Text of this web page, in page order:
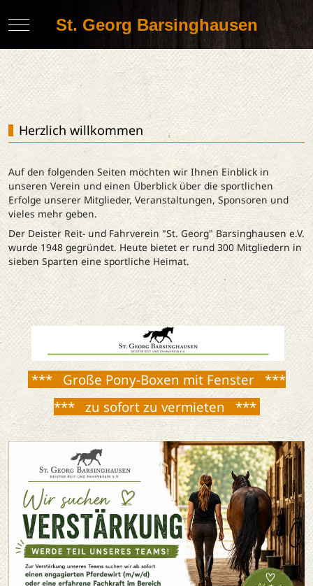
Mobile Menu Toggle
St. Georg Barsinghausen
Herzlich willkommen
Auf den folgenden Seiten möchten wir Ihnen Einblick in
unseren Verein und einen Überblick über die sportlichen
Erfolge unserer Mitglieder, Veranstaltungen, Sponsoren und
vieles mehr geben.
Der Deister Reit- und Fahrverein "St. Georg" Barsinghausen e.V.
wurde 1948 gegründet. Heute bietet er rund 300 Mitgliedern in
sieben Sparten eine sportliche Heimat.
*** Große Pony-Boxen mit Fenster ***
*** zu sofort zu vermieten ***